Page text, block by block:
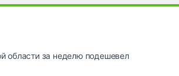
области за неделю подешевел